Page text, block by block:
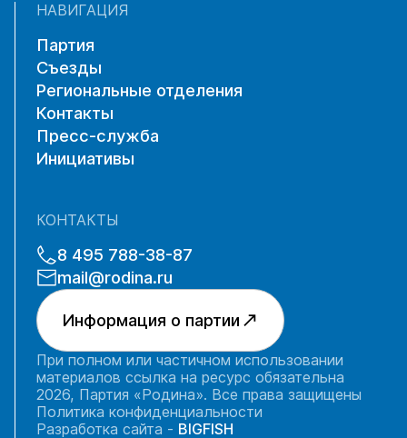
НАВИГАЦИЯ
Партия
Съезды
Региональные отделения
Контакты
Пресс-служба
Инициативы
КОНТАКТЫ
8 495 788-38-87
mail@rodina.ru
Информация о партии
При полном или частичном использовании
материалов ссылка на ресурс обязательна
2026, Партия «Родина». Все права защищены
Политика конфиденциальности
Разработка сайта - BIGFISH